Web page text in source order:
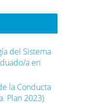
del Sistema
a en
la Conducta
Plan 2023)